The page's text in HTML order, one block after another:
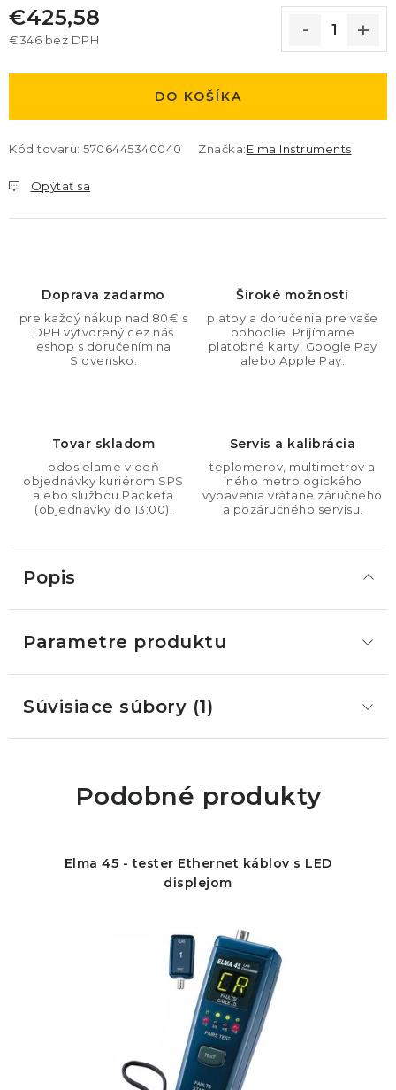
€425,58
€346 bez DPH
DO KOŠÍKA
Kód tovaru: 5706445340040 Značka:Elma Instruments
Opýtať sa
Doprava zadarmo
pre každý nákup nad 80€ s
DPH vytvorený cez náš
eshop s doručením na
Slovensko.
Široké možnosti
platby a doručenia pre vaše
pohodlie. Prijímame
platobné karty, Google Pay
alebo Apple Pay.
Tovar skladom
odosielame v deň
objednávky kuriérom SPS
alebo službou Packeta
(objednávky do 13:00).
Servis a kalibrácia
teplomerov, multimetrov a
iného metrologického
vybavenia vrátane záručného
a pozáručného servisu.
Popis
Parametre produktu
Súvisiace súbory (1)
Podobné produkty
Elma 45 - tester Ethernet káblov s LED
displejom